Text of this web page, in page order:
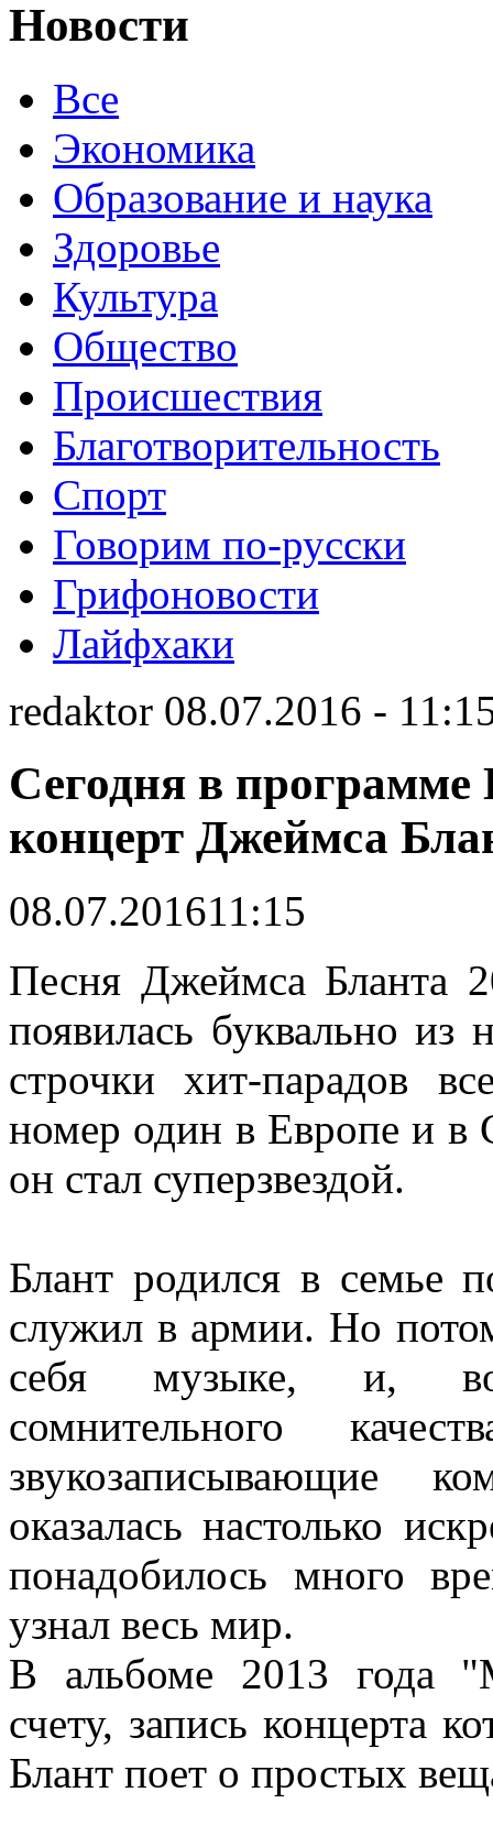
Новости
Все
Экономика
Образование и наука
Здоровье
Культура
Общество
Происшествия
Благотворительность
Спорт
Говорим по-русски
Грифоновости
Лайфхаки
redaktor 08.07.2016 -
Сегодня в программе
концерт Джеймса
08.07.201611:15
Песня Джеймса Бланта
появилась буквально из
строчки хит-парадов
номер один в Европе и
он стал суперзвездой.
Блант родился в семье
служил в армии. Но
себя музыке, и,
сомнительного
звукозаписывающие
оказалась настолько
понадобилось много
узнал весь мир.
В альбоме 2013 года
счету, запись концерта
Блант поет о простых